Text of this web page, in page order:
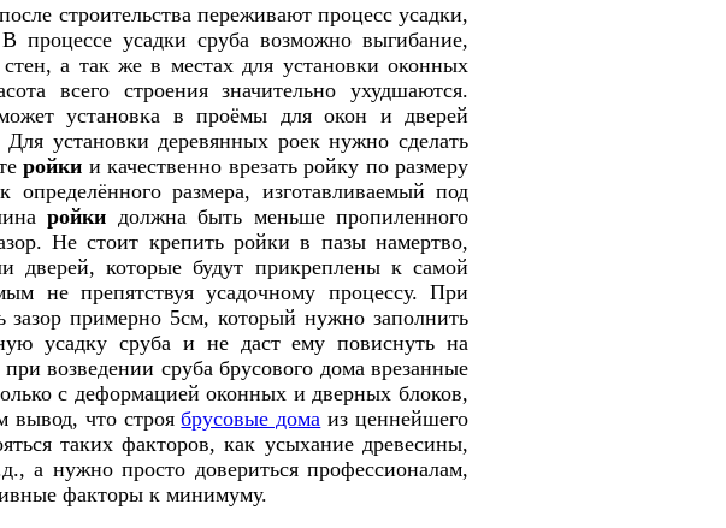
строительства переживают процесс усадки,
процессе усадки сруба возможно выгибание,
а так же в местах для установки оконных
всего строения значительно ухудшаются.
установка в проёмы для окон и дверей
установки деревянных роек нужно сделать
ройки и качественно врезать ройку по размеру
определённого размера, изготавливаемый под
ройки должна быть меньше пропиленного
Не стоит крепить ройки в пазы намертво,
дверей, которые будут прикреплены к самой
не препятствуя усадочному процессу. При
зазор примерно 5см, который нужно заполнить
усадку сруба и не даст ему повиснуть на
возведении сруба брусового дома врезанные
с деформацией оконных и дверных блоков,
вывод, что строябрусовые дома из ценнейшего
таких факторов, как усыхание древесины,
а нужно просто довериться профессионалам,
факторы к минимуму.